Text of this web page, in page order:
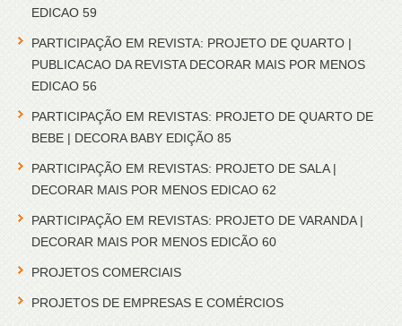
EDICAO 59
PARTICIPAÇÃO EM REVISTA: PROJETO DE QUARTO |
PUBLICACAO DA REVISTA DECORAR MAIS POR MENOS
EDICAO 56
PARTICIPAÇÃO EM REVISTAS: PROJETO DE QUARTO DE
BEBE | DECORA BABY EDIÇÃO 85
PARTICIPAÇÃO EM REVISTAS: PROJETO DE SALA |
DECORAR MAIS POR MENOS EDICAO 62
PARTICIPAÇÃO EM REVISTAS: PROJETO DE VARANDA |
DECORAR MAIS POR MENOS EDICÃO 60
PROJETOS COMERCIAIS
PROJETOS DE EMPRESAS E COMÉRCIOS